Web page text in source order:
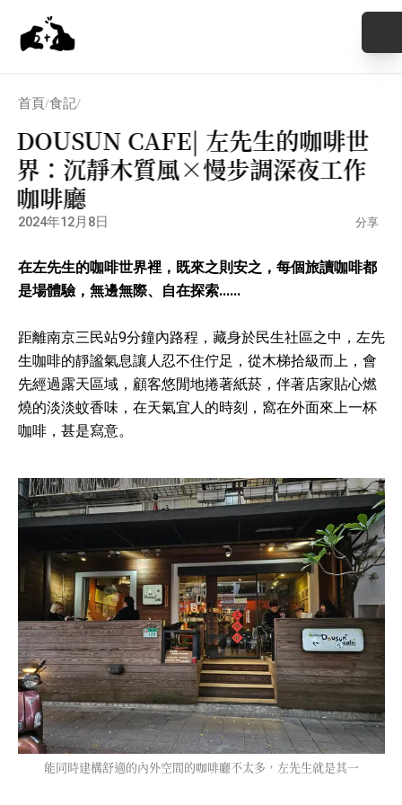
首頁/食記/
DOUSUN CAFE| 左先生的咖啡世
界：沉靜木質風×慢步調深夜工作
咖啡廳
2024年12月8日 分享
在左先生的咖啡世界裡，既來之則安之，每個旅讀咖啡都
是場體驗，無邊無際、自在探索……
距離南京三民站9分鐘內路程，藏身於民生社區之中，左先
生咖啡的靜謐氣息讓人忍不住佇足，從木梯拾級而上，會
先經過露天區域，顧客悠閒地捲著紙菸，伴著店家貼心燃
燒的淡淡蚊香味，在天氣宜人的時刻，窩在外面來上一杯
咖啡，甚是寫意。
能同時建構舒適的內外空間的咖啡廳不太多，左先生就是其一